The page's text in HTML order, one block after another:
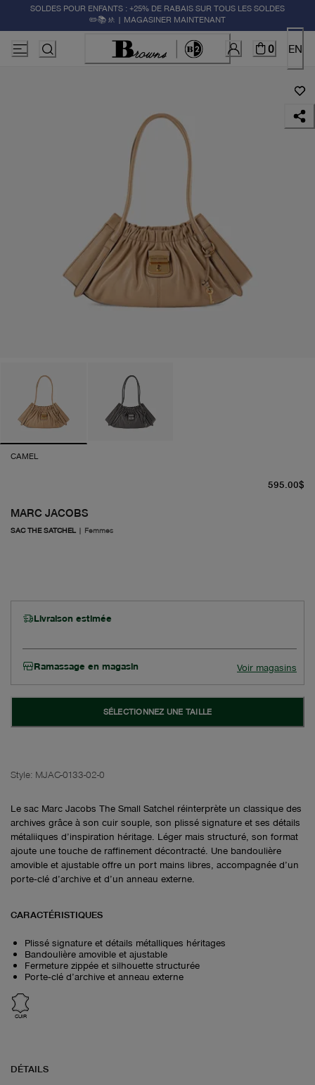
SOLDES POUR ENFANTS : +25% DE RABAIS SUR TOUS LES SOLDES
✏️📚🚸 | MAGASINER MAINTENANT
0 EN
CAMEL
MARC JACOBS
SAC THE SATCHEL | Femmes
595.00$
Livraison estimée
Ramassage en magasin Voir magasins
SÉLECTIONNEZ UNE TAILLE
Style: MJAC-0133-02-0
Le sac Marc Jacobs The Small Satchel réinterprète un classique des
archives grâce à son cuir souple, son plissé signature et ses détails
métaliiques d’inspiration héritage. Léger mais structuré, son format
ajoute une touche de raffinement décontracté. Une bandoulière
amovible et ajustable offre un port mains libres, accompagnée d’un
porte‑clé d’archive et d’un anneau externe.
CARACTÉRISTIQUES
Plissé signature et détails métalliques héritages
Bandoulière amovible et ajustable
Fermeture zippée et silhouette structurée
Porte‑clé d’archive et anneau externe
CUIR
DÉTAILS